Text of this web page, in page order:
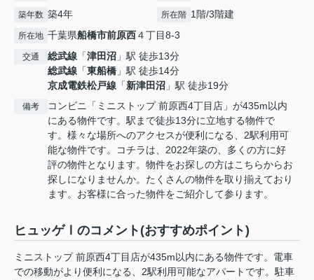
築年数 築4年 所在階 1階/3階建
所在地 千葉県船橋市前原西４丁目8-3
交通 総武線 「津田沼 」駅 徒歩13分
総武線 「東船橋 」駅 徒歩14分
京成電鉄松戸線 「新津田沼 」駅 徒歩19分
備考
コンビニ「ミニストップ 前原西4丁目店」が435m以内
にある物件です。駅まで徒歩13分に立地する物件で
す。様々な場所へのアクセスが便利になる、2駅利用可
能な物件です。コチラは、2022年築の、多くの方に好
評の物件となります。物件をお探しの方はこちらからお
探しになりませんか。たくさんの物件を取り揃えており
ます。お客様に合った物件をご紹介して参ります。
ヒュッゲⅠのコメント(おすすめポイント)
ミニストップ 前原西4丁目店が435m以内にある物件です。電車
での移動がより便利になる、2駅利用可能なアパートです。駐車